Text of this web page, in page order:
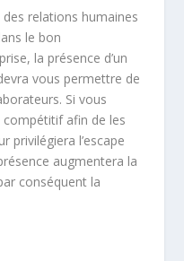
relations humaines
le bon
la présence d’un
vous permettre de
Si vous
afin de les
privilégiera l’escape
augmentera la
conséquent la